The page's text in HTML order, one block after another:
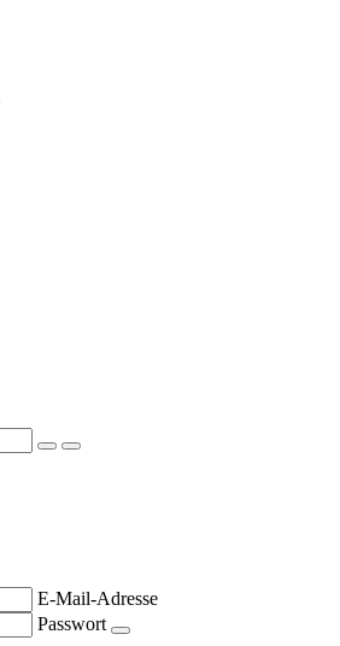
E-Mail-Adresse
Passwort